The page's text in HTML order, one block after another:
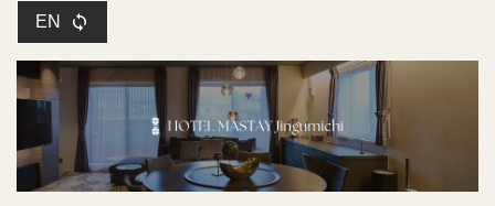
EN